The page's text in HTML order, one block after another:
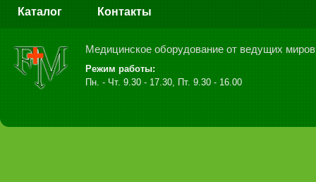
Каталог Контакты
Медицинское оборудование от ведущих
Режим работы:
Пн. - Чт. 9.30 - 17.30, Пт. 9.30 - 16.00